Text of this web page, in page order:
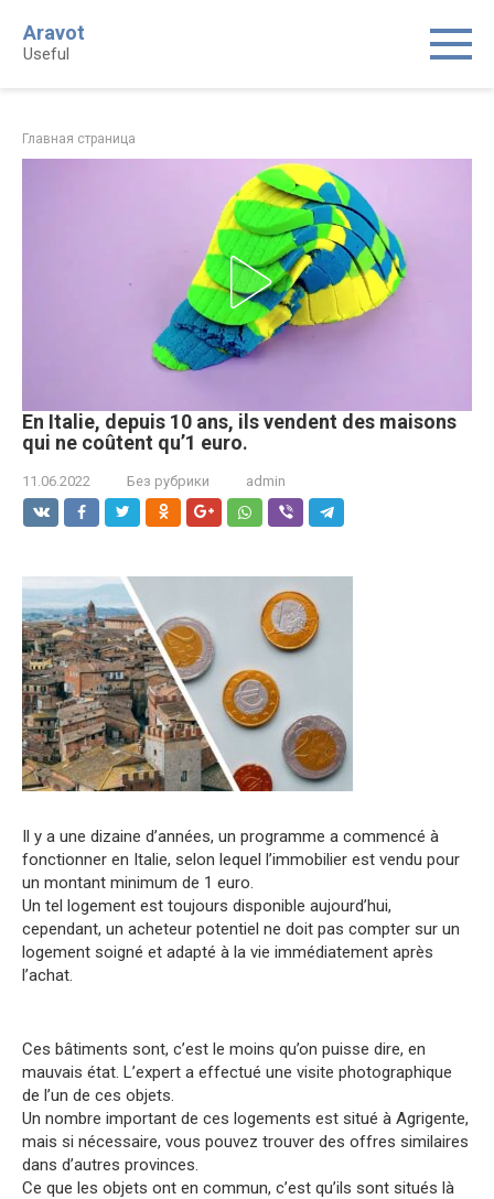
content
Aravot
Useful
Главная страница
En Italie, depuis 10 ans, ils vendent des maisons
qui ne coûtent qu’1 euro․
11.06.2022 Без рубрики admin
Il y a une dizaine d’années, un programme a commencé à
fonctionner en Italie, selon lequel l’immobilier est vendu pour
un montant minimum de 1 euro.
Un tel logement est toujours disponible aujourd’hui,
cependant, un acheteur potentiel ne doit pas compter sur un
logement soigné et adapté à la vie immédiatement après
l’achat.
Ces bâtiments sont, c’est le moins qu’on puisse dire, en
mauvais état. L’expert a effectué une visite photographique
de l’un de ces objets.
Un nombre important de ces logements est situé à Agrigente,
mais si nécessaire, vous pouvez trouver des offres similaires
dans d’autres provinces.
Ce que les objets ont en commun, c’est qu’ils sont situés là